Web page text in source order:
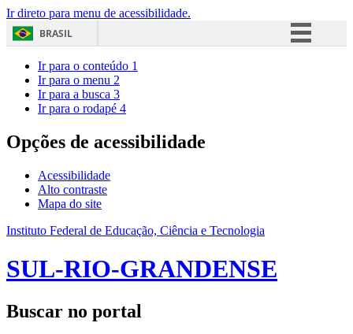
Ir direto para menu de acessibilidade.
BRASIL
Acesso à informação
Ir para o conteúdo 1
Ir para o menu 2
Ir para a busca 3
Ir para o rodapé 4
Opções de acessibilidade
Acessibilidade
Alto contraste
Mapa do site
Instituto Federal de Educação, Ciência e Tecnologia
SUL-RIO-GRANDENSE
Buscar no portal